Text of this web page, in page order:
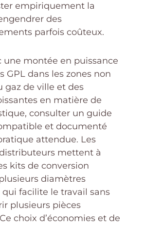
empiriquement la
des
parfois coûteux.
une montée en puissance
GPL dans les zones non
gaz de ville et des
en matière de
consulter un guide
et documenté
attendue. Les
mettent à
kits de conversion
diamètres
qui facilite le travail sans
plusieurs pièces
choix d’économies et de